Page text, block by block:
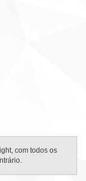
com todos os